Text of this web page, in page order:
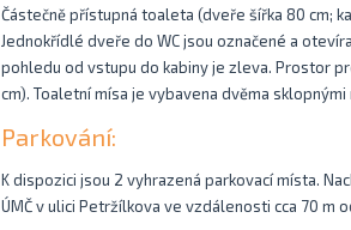
Částečně přístupná toaleta (dveře šířka 80 cm;
Jednokřídlé dveře do WC jsou označené a
pohledu od vstupu do kabiny je zleva. Prostor
cm). Toaletní mísa je vybavena dvěma sklopnými
Parkování:
K dispozici jsou 2 vyhrazená parkovací místa.
ÚMČ v ulici Petržílkova ve vzdálenosti cca 70 m